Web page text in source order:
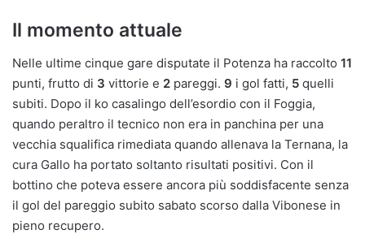
Il momento attuale
Nelle ultime cinque gare disputate il Potenza ha raccolto 11
punti, frutto di 3 vittorie e 2 pareggi. 9 i gol fatti, 5 quelli
subiti. Dopo il ko casalingo dell’esordio con il Foggia,
quando peraltro il tecnico non era in panchina per una
vecchia squalifica rimediata quando allenava la Ternana, la
cura Gallo ha portato soltanto risultati positivi. Con il
bottino che poteva essere ancora più soddisfacente senza
il gol del pareggio subito sabato scorso dalla Vibonese in
pieno recupero.